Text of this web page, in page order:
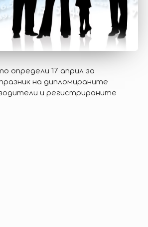
определи 17 април за
на дипломираните
и регистрираните